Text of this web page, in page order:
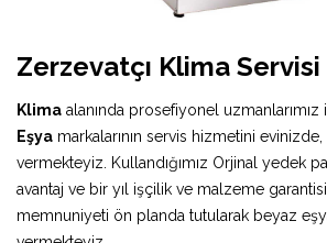
Zerzevatçı Klima Servisi
Klima alanında prosefiyonel uzmanlarımız
Eşya markalarının servis hizmetini
vermekteyiz. Kullandığımız Orjinal yedek
avantaj ve bir yıl işçilik ve malzeme
memnuniyeti ön planda tutularak beyaz